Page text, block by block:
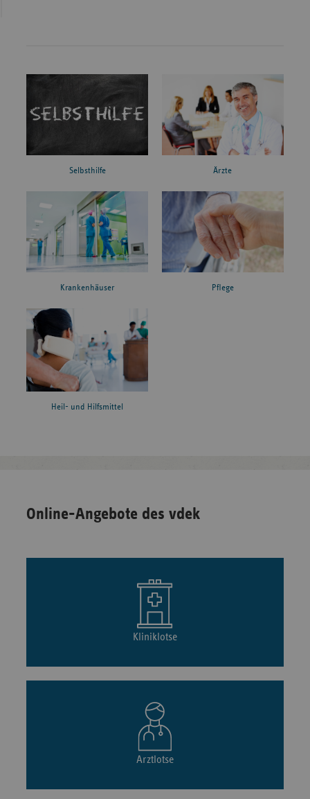
Selbsthilfe Ärzte
Krankenhäuser Pflege
Heil- und Hilfsmittel
Online-Angebote des vdek
Kliniklotse
Arztlotse